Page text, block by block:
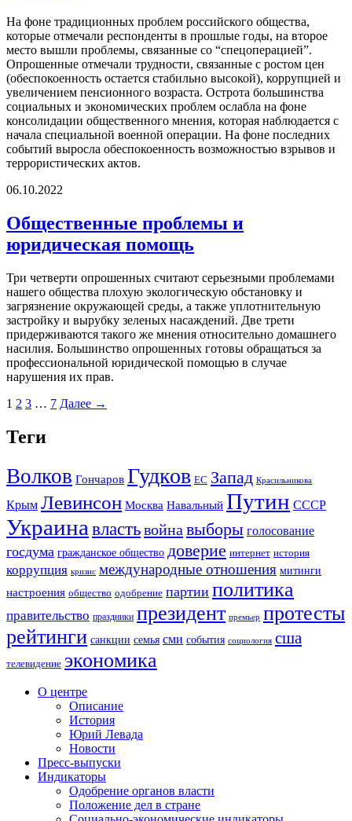
На фоне традиционных проблем российского общества,
которые отмечали респонденты в прошлые годы, на второе
место вышли проблемы, связанные со “спецоперацией”.
Опрошенные отмечали трудности, связанные с ростом цен
(обеспокоенность остается стабильно высокой), коррупцией и
увеличением пенсионного возраста. Острота большинства
социальных и экономических проблем ослабла на фоне
консолидации общественного мнения, которая наблюдается с
начала специальной военной операции. На фоне последних
событий выросла обеспокоенность возможностью взрывов и
террористических актов.
06.10.2022
Общественные проблемы и
юридическая помощь
Три четверти опрошенных считают серьезными проблемами
нашего общества плохую экологическую обстановку и
загрязнение окружающей среды, а также уплотнительную
застройку и вырубку зеленых насаждений. Две трети
придерживаются такого же мнения относительно домашнего
насилия. Большинство опрошенных готовы обращаться за
профессиональной юридической помощью в случае
нарушения их прав.
1 2 3 … 7 Далее →
Теги
Волков Гончаров Гудков ЕС Запад Красильникова
Крым Левинсон Москва Навальный Путин СССР
Украина властьвойна выборы голосование
госдума гражданское общество доверие интернет история
коррупция кризис международные отношения митинги
настроения общество одобрение партии политика
правительство праздники президент премьер протесты
рейтинги санкции семья сми события социология сша
телевидение экономика
О центре
Описание
История
Юрий Левада
Новости
Пресс-выпуски
Индикаторы
Одобрение органов власти
Положение дел в стране